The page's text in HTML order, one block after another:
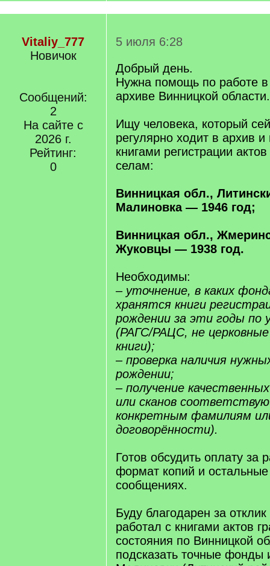
Vitaliy_777
Новичок
Сообщений:
2
На сайте с
2026 г.
Рейтинг:
0
5 июля 6:28
Добрый день.
Нужна помощь по работе в
архиве Винницкой области.
Ищу человека, который
регулярно ходит в архив
книгами регистрации
селам:
Винницкая обл.,
Малиновка — 1946 год;
Винницкая обл.,
Жуковцы — 1938 год.
Необходимы:
– уточнение, в каких
хранятся книги
рождении за эти годы по
(РАГС/РАЦС, не
книги);
– проверка наличия
рождении;
– получение
или сканов
конкретным фамилиям
договорённости).
Готов обсудить оплату за
формат копий и
сообщениях.
Буду благодарен за
работал с книгами актов
состояния по Винницкой
подсказать точные фонды